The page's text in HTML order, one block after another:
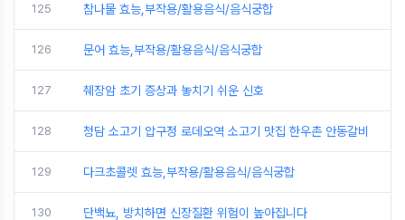
125 참나물 효능,부작용/활용음식/음식궁합
126 문어 효능,부작용/활용음식/음식궁합
127 췌장암 초기 증상과 놓치기 쉬운 신호
128 청담 소고기 압구정 로데오역 소고기 맛집 한우촌 안동갈비
129 다크초콜렛 효능,부작용/활용음식/음식궁합
130 단백뇨, 방치하면 신장질환 위험이 높아집니다